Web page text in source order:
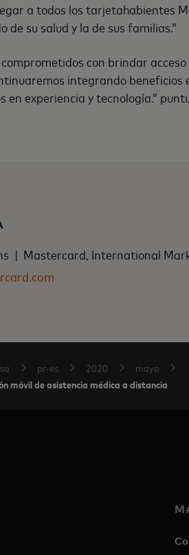
a todos los tarjetahabientes
de su salud y la de sus familias.”
con brindar
integrando beneficios
experiencia y tecnología.”
| Mastercard, International
pr-es 2020 mayo
móvil de asistencia médica a distancia